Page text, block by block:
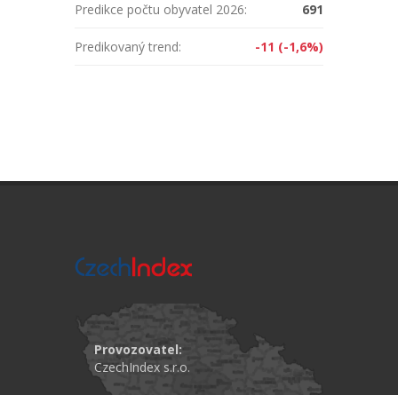
Predikce počtu obyvatel 2026: 691
Predikovaný trend: -11 (-1,6%)
Provozovatel:
CzechIndex s.r.o.